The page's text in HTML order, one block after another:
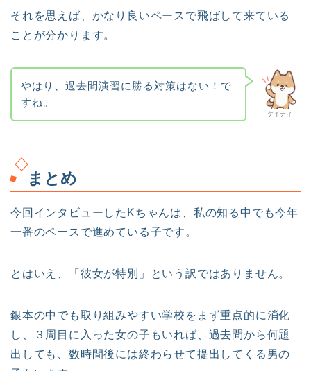
それを思えば、かなり良いペースで飛ばして来ている
ことが分かります。
ケイティ
やはり、過去問演習に勝る対策はない！で
すね。
まとめ
今回インタビューしたKちゃんは、私の知る中でも今年
一番のペースで進めている子です。
とはいえ、「彼女が特別」という訳ではありません。
銀本の中でも取り組みやすい学校をまず重点的に消化
し、３周目に入った女の子もいれば、過去問から何題
出しても、数時間後には終わらせて提出してくる男の